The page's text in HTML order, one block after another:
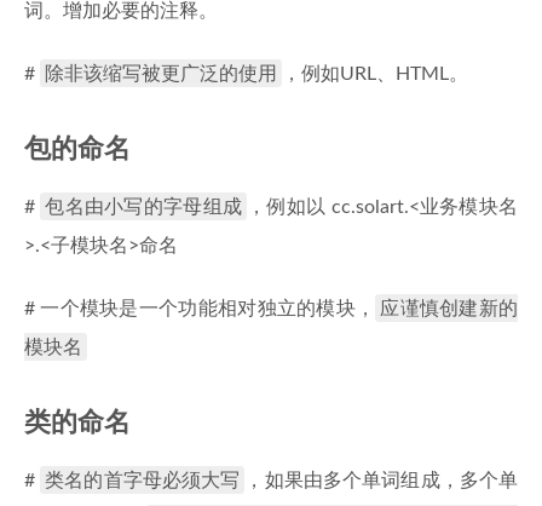
词。增加必要的注释。
# 除非该缩写被更广泛的使用 ，例如URL、HTML。
包的命名
# 包名由小写的字母组成
，例如以 cc.solart.<业务模块名
>.<子模块名>命名
# 一个模块是一个功能相对独立的模块，
应谨慎创建新的
模块名
类的命名
# 类名的首字母必须大写
，如果由多个单词组成，多个单